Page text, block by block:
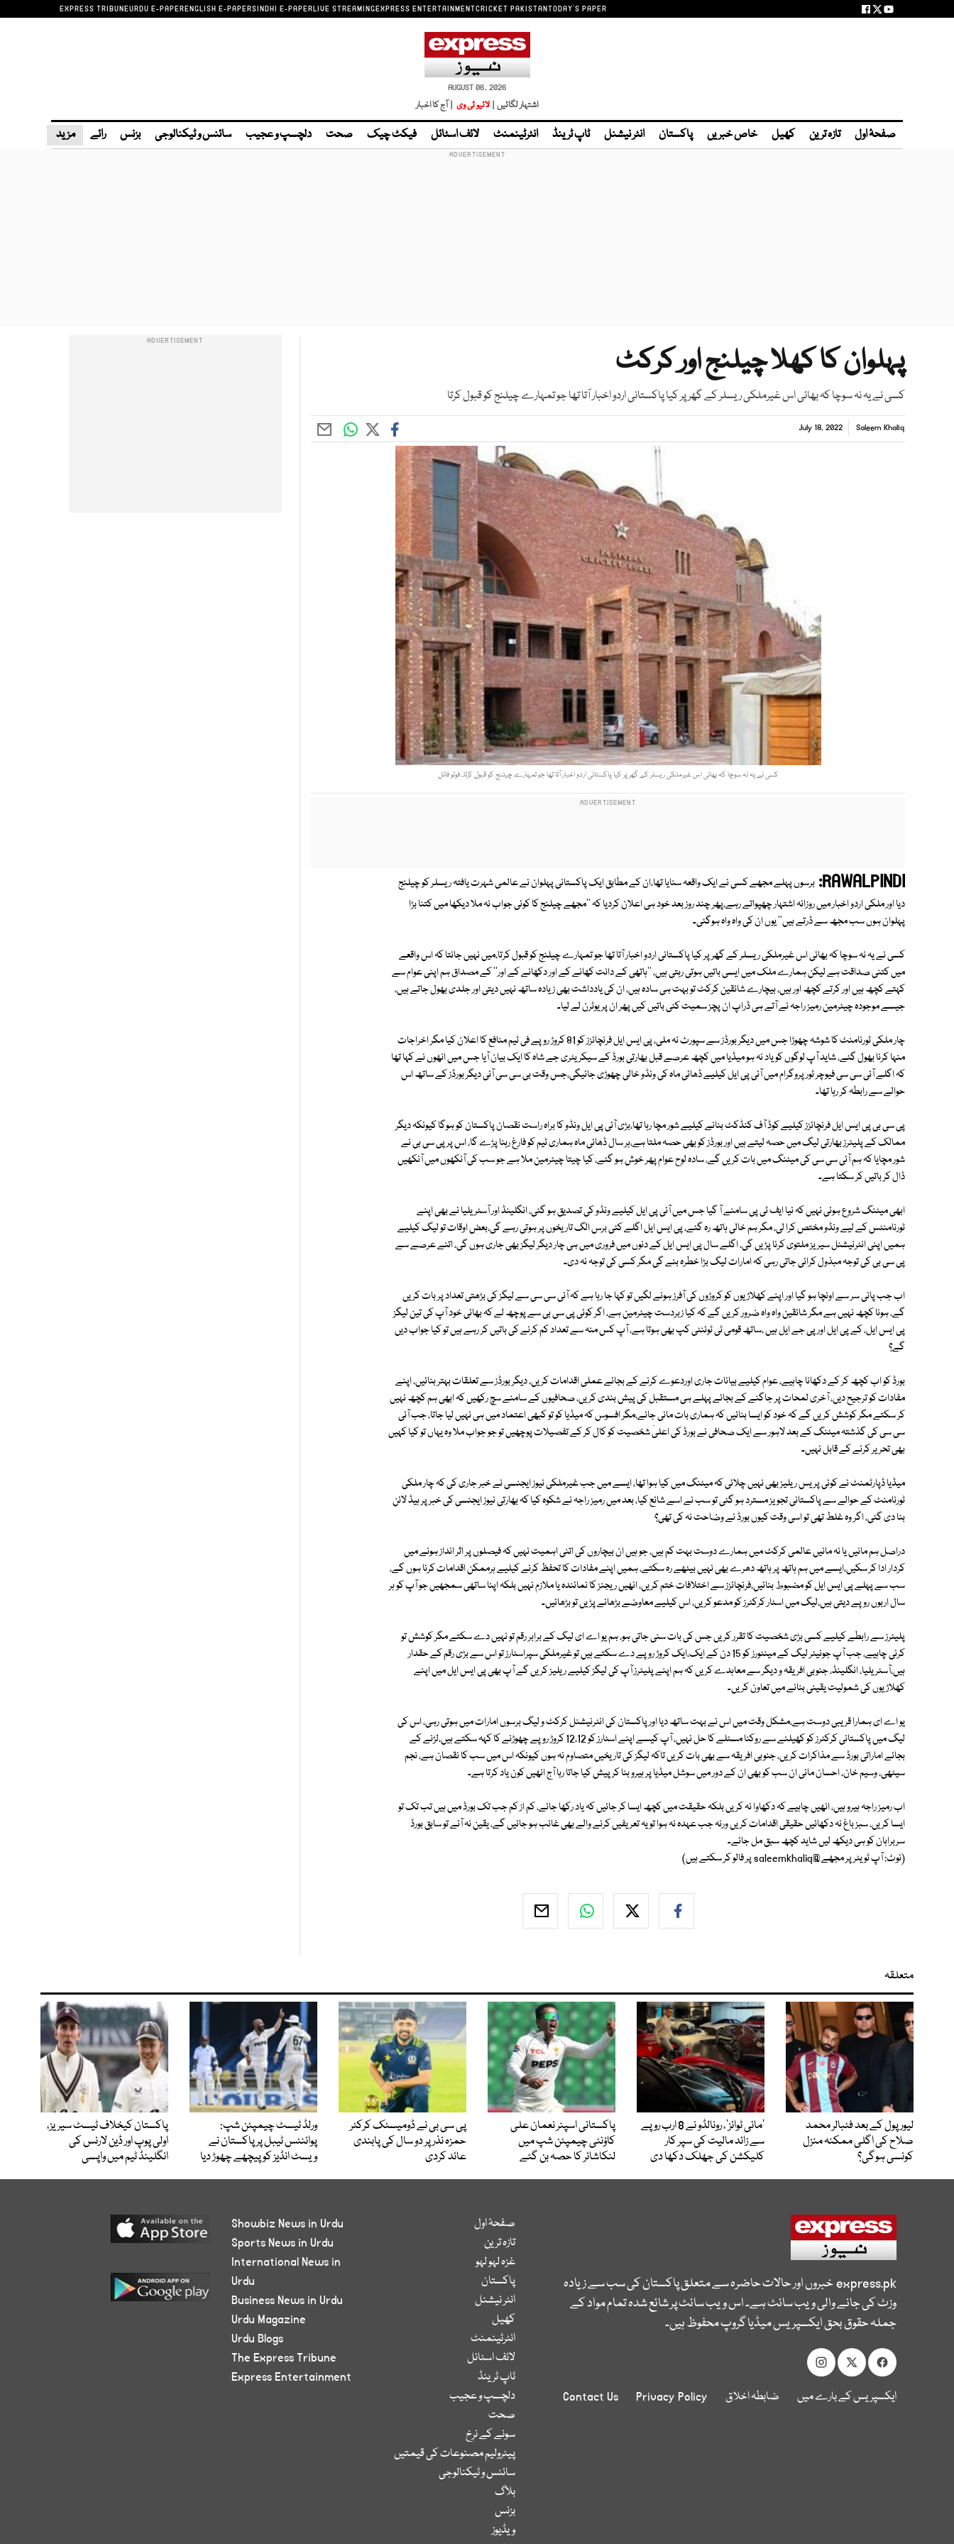
EXPRESS TRIBUNEURDU E-PAPERENGLISH E-PAPERSINDHI E-PAPERLIVE STREAMINGEXPRESS ENTERTAINMENTCRICKET PAKISTANTODAY'S PAPER
AUGUST 06, 2026
اشتہار لگائیں | لائیو ٹی وی | آج کا اخبار
صفحۂ اول تازہ ترین کھیل خاص خبریں پاکستان انٹر نیشنل ٹاپ ٹرینڈ انٹرٹینمنٹ لائف اسٹائل فیکٹ چیک صحت دلچسپ و عجیب سائنس و ٹیکنالوجی بزنس رائے مزید
پہلوان کا کھلا چیلنج اور کرکٹ
کسی نے یہ نہ سوچا کہ بھائی اس غیرملکی ریسلر کے گھر پر کیا پاکستانی اردو اخبار آتا تھا جو تمہارے چیلنج کو قبول کرتا
Saleem Khaliq
July 18, 2022
کسی نے یہ نہ سوچا کہ بھائی اس غیرملکی ریسلر کے گھر پر کیا پاکستانی اردو اخبار آتا تھا جو تمہارے چیلنج کو قبول کرتا۔ فوٹو فائل
RAWALPINDI: برسوں پہلے مجھے کسی نے ایک واقعہ سنایا تھا،ان کے مطابق ایک پاکستانی پہلوان نے عالمی شہرت یافتہ ریسلر کو چیلنج
دیا اور ملکی اردو اخبار میں روزانہ اشتہار چھپواتے رہے،پھر چند روز بعد خود ہی اعلان کردیا کہ ''مجھے چیلنج کا کوئی جواب نہ ملا دیکھا میں کتنا بڑا
پہلوان ہوں سب مجھ سے ڈرتے ہیں'' یوں ان کی واہ واہ ہوگئی۔
کسی نے یہ نہ سوچا کہ بھائی اس غیرملکی ریسلر کے گھر پر کیا پاکستانی اردو اخبار آتا تھا جو تمہارے چیلنج کو قبول کرتا،میں نہیں جانتا کہ اس واقعے
میں کتنی صداقت ہے لیکن ہمارے ملک میں ایسی باتیں ہوتی رہتی ہیں، ''ہاتھی کے دانت کھانے کے اور دکھانے کے اور'' کے مصداق ہم اپنی عوام سے
کہتے کچھ ہیں اور کرتے کچھ اور ہیں، بیچارے شائقین کرکٹ تو بہت ہی سادہ ہیں، ان کی یادداشت بھی زیادہ ساتھ نہیں دیتی اور جلدی بھول جاتے ہیں،
جیسے موجودہ چیئرمین رمیز راجہ نے آتے ہی ڈراپ ان پچز سمیت کئی باتیں کیں پھر ان پر یوٹرن لے لیا۔
چار ملکی ٹورنامنٹ کا شوشہ چھوڑا جس میں دیگر بورڈز سے سپورٹ نہ ملی، پی ایس ایل فرنچائزز کو 81 کروڑ روپے فی ٹیم منافع کا اعلان کیا مگر اخراجات
منہا کرنا بھول گئے، شاید آپ لوگوں کو یاد نہ ہو میڈیا میں کچھ عرصے قبل بھارتی بورڈ کے سیکریٹری جے شاہ کا ایک بیان آیا جس میں انھوں نے کہا تھا
کہ اگلے آئی سی سی فیوچر ٹور پروگرام میں آئی پی ایل کیلیے ڈھائی ماہ کی ونڈو خالی چھوڑی جائیگی،جس وقت بی سی سی آئی دیگر بورڈز کے ساتھ اس
حوالے سے رابطہ کر رہا تھا۔
پی سی بی پی ایس ایل فرنچائزز کیلیے کوڈ آف کنڈکٹ بنانے کیلیے شور مچا رہا تھا،بڑی آئی پی ایل ونڈو کا براہ راست نقصان پاکستان کو ہوگا کیونکہ دیگر
ممالک کے پلیئرز بھارتی لیگ میں حصہ لیتے ہیں اور بورڈز کو بھی حصہ ملتا ہے،ہر سال ڈھائی ماہ ہماری ٹیم کو فارغ رہنا پڑے گا، اس پر پی سی بی نے
شور مچایا کہ ہم آئی سی سی کی میٹنگ میں بات کریں گے، سادہ لوح عوام پھر خوش ہو گئے، کیا چیتا چیئرمین ملا ہے جو سب کی آنکھوں میں آنکھیں
ڈال کر باتیں کر سکتا ہے۔
ابھی میٹنگ شروع ہوئی نہیں کہ نیا ایف ٹی پی سامنے آ گیا جس میں آئی پی ایل کیلیے ونڈو کی تصدیق ہو گئی، انگلینڈ اور آسٹریلیا نے بھی اپنے
ٹورنامنٹس کے لیے ونڈو مختص کرا لی، مگر ہم خالی ہاتھ رہ گئے، پی ایس ایل اگلے کئی برس الگ تاریخوں پر ہوتی رہے گی،بعض اوقات تو لیگ کیلیے
ہمیں اپنی انٹرنیشنل سیریز ملتوی کرنا پڑیں گی، اگلے سال پی ایس ایل کے دنوں میں فروری میں ہی چار دیگر لیگز بھی جاری ہوں گی، اتنے عرصے سے
پی سی بی کی توجہ مبذول کرائی جاتی رہی کہ امارات لیگ بڑا خطرہ بنے گی مگر کسی کی توجہ نہ دی۔
اب جب پانی سر سے اونچا ہو گیا اور اپنے کھلاڑیوں کو کروڑوں کی آفرز ہونے لگیں تو کہا جا رہا ہے کہ آئی سی سی سے لیگز کی بڑھتی تعداد پر بات کریں
گے، ہونا کچھ نہیں ہے مگر شائقین واہ واہ ضرور کریں گے کہ کیا زبردست چیئرمین ہے، اگر کوئی پی سی بی سے پوچھ لے کہ بھائی خود آپ کی تین لیگز
پی ایس ایل، کے پی ایل اور پی جے ایل ہیں ،ساتھ قومی ٹی ٹوئنٹی کپ بھی ہوتا ہے، آپ کس منہ سے تعداد کم کرنے کی باتیں کر رہے ہیں تو کیا جواب دیں
گے؟
بورڈ کو اب کچھ کر کے دکھانا چاہیے، عوام کیلیے بیانات جاری اوردعوے کرنے کے بجائے عملی اقدامات کریں، دیگر بورڈز سے تعلقات بہتر بنائیں، اپنے
مفادات کو ترجیح دیں، آخری لمحات پر جاگنے کے بجائے پہلے ہی مستقبل کی پیش بندی کریں، صحافیوں کے سامنے سچ رکھیں کہ ابھی ہم کچھ نہیں
کر سکتے مگر کوشش کریں گے کہ خود کو ایسا بنائیں کہ ہماری بات مانی جائے،مگر افسوس کہ میڈیا کو تو کبھی اعتماد میں ہی نہیں لیا جاتا، جب آئی
سی سی کی گذشتہ میٹنگ کے بعد لاہور سے ایک صحافی نے بورڈ کی اعلیٰ شخصیت کو کال کر کے تفصیلات پوچھیں تو جو جواب ملا وہ یہاں تو کیا کہیں
بھی تحریر کرنے کے قابل نہیں۔
میڈیا ڈپارٹمنٹ نے کوئی پریس ریلیز بھی نہیں چلائی کہ میٹنگ میں کیا ہوا تھا، ایسے میں جب غیرملکی نیوز ایجنسی نے خبر جاری کی کہ چار ملکی
ٹورنامنٹ کے حوالے سے پاکستانی تجویز مسترد ہو گئی تو سب نے اسے شائع کیا، بعد میں رمیز راجہ نے شکوہ کیا کہ بھارتی نیوز ایجنسی کی خبر پر ہیڈ لائن
بنا دی گئی، اگر وہ غلط تھی تو اسی وقت کیوں بورڈ نے وضاحت نہ کی تھی؟
دراصل ہم مانیں یا نہ مانیں عالمی کرکٹ میں ہمارے دوست بہت کم ہیں، جو ہیں ان بیچاروں کی اتنی اہمیت نہیں کہ فیصلوں پر اثر انداز ہونے میں
کردار ادا کر سکیں،ایسے میں ہم ہاتھ پر ہاتھ دھرے بھی نہیں بیٹھے رہ سکتے، ہمیں اپنے مفادات کا تحفظ کرنے کیلیے ہرممکن اقدامات کرنا ہوں گے،
سب سے پہلے پی ایس ایل کو مضبوط بنائیں،فرنچائزز سے اختلافات ختم کریں، انھیں ریجنز کا نمائندہ یا ملازم نہیں بلکہ اپنا ساتھی سمجھیں جو آپ کو ہر
سال اربوں روپے دیتی ہیں،لیگ میں اسٹار کرکٹرز کو مدعو کریں، اس کیلیے معاوضے بڑھانے پڑیں تو بڑھائیں۔
پلیئرز سے رابطے کیلیے کسی بڑی شخصیت کا تقرر کریں جس کی بات سنی جاتی ہو، ہم یو اے ای لیگ کے برابر رقم تو نہیں دے سکتے مگر کوشش تو
کرنی چاہیے، جب آپ جونیئر لیگ کے مینٹورز کو 15 دن کے ایک،ایک کروڑ روپے دے سکتے ہیں تو غیرملکی سپراسٹارز تو اس سے بڑی رقم کے حقدار
ہیں،آسٹریلیا، انگلینڈ، جنوبی افریقہ و دیگر سے معاہدے کریں کہ ہم اپنے پلیئرز آپ کی لیگز کیلیے ریلیز کریں گے آپ بھی پی ایس ایل میں اپنے
کھلاڑیوں کی شمولیت یقینی بنانے میں تعاون کریں۔
یو اے ای ہمارا قریبی دوست ہے،مشکل وقت میں اس نے بہت ساتھ دیا اور پاکستان کی انٹرنیشنل کرکٹ و لیگ برسوں امارات میں ہوتی رہی، اس کی
لیگ میں پاکستانی کرکٹرز کو کھیلنے سے روکنا مسئلے کا حل نہیں، آپ کیسے اپنے اسٹارز کو 12،12 کروڑ روپے چھوڑنے کا کہہ سکتے ہیں،لڑنے کے
بجائے اماراتی بورڈ سے مذاکرات کریں، جنوبی افریقہ سے بھی بات کریں تاکہ لیگز کی تاریخیں متصاوم نہ ہوں کیونکہ اس میں سب کا نقصان ہے، نجم
سیٹھی، وسیم خان، احسان مانی ان سب کو بھی ان کے دور میں سوشل میڈیا پر ہیرو بنا کر پیش کیا جاتا رہا آج انھیں کون یاد کرتا ہے۔
اب رمیز راجہ ہیرو ہیں، انھیں چاہیے کہ دکھاوا نہ کریں بلکہ حقیقت میں کچھ ایسا کر جائیں کہ یاد رکھا جائے، کم از کم جب تک بورڈ میں ہیں تب تک تو
ایسا کریں، سبز باغ نہ دکھائیں حقیقی اقدامات کریں ورنہ جب عہدہ نہ ہوا تو یہ تعریفیں کرنے والے بھی غائب ہو جائیں گے، یقین نہ آئے تو سابق بورڈ
سربراہان کو ہی دیکھ لیں شاید کچھ سبق مل جائے۔
(نوٹ: آپ ٹویٹر پر مجھے @saleemkhaliq پر فالو کر سکتے ہیں)
متعلقہ
لیور پول کے بعد فٹبالر محمد
صلاح کی اگلی ممکنہ منزل
کونسی ہوگی؟
’مائی ٹوائز‘، رونالڈو نے 8 ارب روپے
سے زائد مالیت کی سپر کار
کلیکشن کی جھلک دکھا دی
پاکستانی اسپنر نعمان علی
کاؤنٹی چیمپئن شپ میں
لنکاشائر کا حصہ بن گئے
پی سی بی نے ڈومیسٹک کرکٹر
حمزہ نذر پر دو سال کی پابندی
عائد کردی
ورلڈ ٹیسٹ چیمپئن شپ:
پوائنٹس ٹیبل پر پاکستان نے
ویسٹ انڈیز کو پیچھے چھوڑ دیا
پاکستان کیخلاف ٹیسٹ سیریز،
اولی پوپ اور ڈین لارنس کی
انگلینڈ ٹیم میں واپسی
express.pkخبروں اور حالات حاضرہ سے متعلق پاکستان کی سب سے زیادہ
وزٹ کی جانے والی ویب سائٹ ہے۔ اس ویب سائٹ پر شائع شدہ تمام مواد کے
جملہ حقوق بحق ایکسپریس میڈیا گروپ محفوظ ہیں۔
ایکسپریس کے بارے میں ضابطہ اخلاق Privacy Policy
Contact Us
صفحۂ اول
تازہ ترین
غزہ لہو لہو
پاکستان
انٹر نیشنل
کھیل
انٹرٹینمنٹ
لائف اسٹائل
ٹاپ ٹرینڈ
دلچسپ و عجیب
صحت
سونے کے نرخ
پیٹرولیم مصنوعات کی قیمتیں
سائنس و ٹیکنالوجی
بلاگ
بزنس
ویڈیوز
Showbiz News in Urdu
Sports News in Urdu
International News in
Urdu
Business News in Urdu
Urdu Magazine
Urdu Blogs
The Express Tribune
Express Entertainment